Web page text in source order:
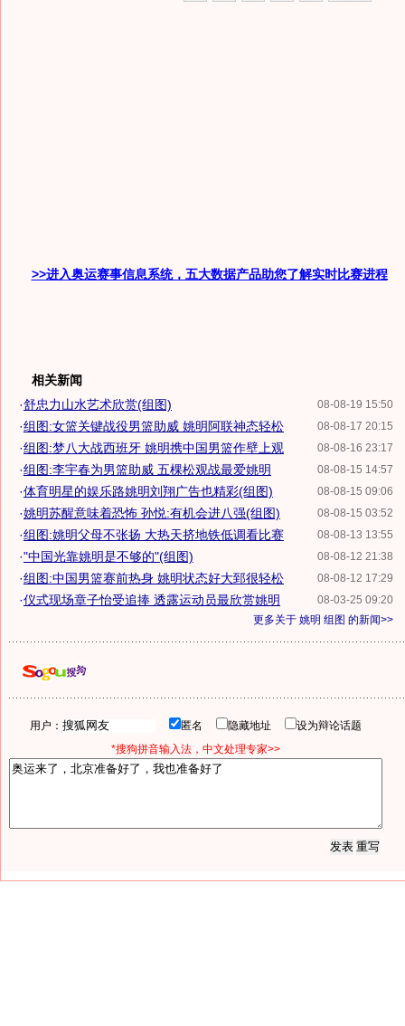
>>进入奥运赛事信息系统，五大数据产品助您了解实时比赛进程
相关新闻
08-08-19 15:50
·舒忠力山水艺术欣赏(组图)
08-08-17 20:15
·组图:女篮关键战役男篮助威 姚明阿联神态轻松
08-08-16 23:17
·组图:梦八大战西班牙 姚明携中国男篮作壁上观
08-08-15 14:57
·组图:李宇春为男篮助威 五棵松观战最爱姚明
08-08-15 09:06
·体育明星的娱乐路姚明刘翔广告也精彩(组图)
08-08-15 03:52
·姚明苏醒意味着恐怖 孙悦:有机会进八强(组图)
08-08-13 13:55
·组图:姚明父母不张扬 大热天挤地铁低调看比赛
08-08-12 21:38
·"中国光靠姚明是不够的"(组图)
08-08-12 17:29
·组图:中国男篮赛前热身 姚明状态好大郅很轻松
08-03-25 09:20
·仪式现场章子怡受追捧 透露运动员最欣赏姚明
更多关于 姚明 组图 的新闻>>
用户： 匿名 隐藏地址
设为辩论话题
*搜狗拼音输入法，中文处理专家>>